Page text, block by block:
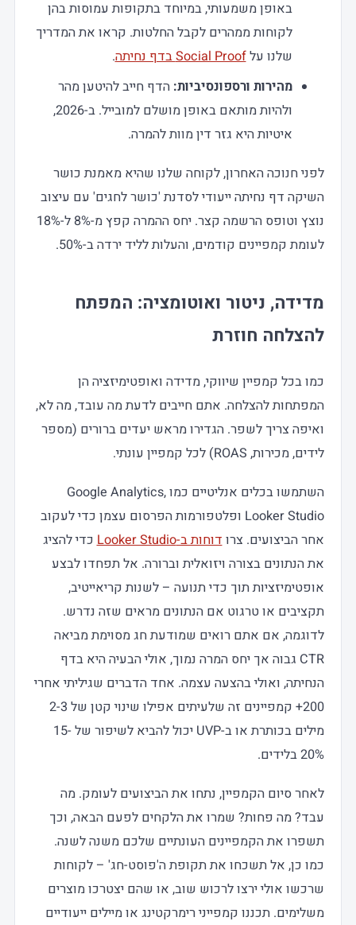
באופן משמעותי, במיוחד בתקופות עמוסות בהן
לקוחות ממהרים לקבל החלטות. קראו את המדריך
שלנו עלSocial Proof בדף נחיתה
.
מהירות ורספונסיביות: הדף חייב להיטען מהר
ולהיות מותאם באופן מושלם למובייל. ב-2026,
איטיות היא גזר דין מוות להמרה.
לפני חנוכה האחרון, לקוחה שלנו שהיא מאמנת כושר
השיקה דף נחיתה ייעודי לסדנת 'כושר לחגים' עם עיצוב
נוצץ וטופס הרשמה קצר. יחס ההמרה קפץ מ-8% ל-18%
לעומת קמפיינים קודמים, והעלות לליד ירדה ב-50%.
מדידה, ניטור ואוטומציה: המפתח
להצלחה חוזרת
כמו בכל קמפיין שיווקי, מדידה ואופטימיזציה הן
המפתחות להצלחה. אתם חייבים לדעת מה עובד, מה לא,
ואיפה צריך לשפר. הגדירו מראש יעדים ברורים (מספר
לידים, מכירות, ROAS) לכל קמפיין עונתי.
השתמשו בכלים אנליטיים כמו Google Analytics,
Looker Studio ופלטפורמות הפרסום עצמן כדי לעקוב
אחר הביצועים. צרודוחות ב-Looker Studio
כדי להציג
את הנתונים בצורה ויזואלית וברורה. אל תפחדו לבצע
אופטימיזציות תוך כדי תנועה – לשנות קריאייטיב,
תקציבים או טרגוט אם הנתונים מראים שזה נדרש.
לדוגמה, אם אתם רואים שמודעת חג מסוימת מביאה
CTR גבוה אך יחס המרה נמוך, אולי הבעיה היא בדף
הנחיתה, ואולי בהצעה עצמה. אחד הדברים שגיליתי אחרי
200+ קמפיינים זה שלעיתים אפילו שינוי קטן של 2-3
מילים בכותרת או ב-UVP יכול להביא לשיפור של 15-
20% בלידים.
לאחר סיום הקמפיין, נתחו את הביצועים לעומק. מה
עבד? מה פחות? שמרו את הלקחים לפעם הבאה, וכך
תשפרו את הקמפיינים העונתיים שלכם משנה לשנה.
כמו כן, אל תשכחו את תקופת ה'פוסט-חג' – לקוחות
שרכשו אולי ירצו לרכוש שוב, או שהם יצטרכו מוצרים
משלימים. תכננו קמפייני רימרקטינג או מיילים ייעודיים